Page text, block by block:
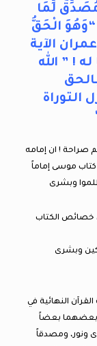
لِّمَا
” (سورة البقرة الآية 41) “وَهُوَ الْحَقُّ
الآية
! ” الله
التوراة
صراحة ! ان إمامه
موسى إماماً
وبشرى
خصائص الكتاب
وبشرى
النهائية في
بعضهما بعضاً
ونور، ومصدقاً